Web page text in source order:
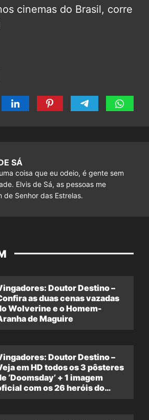
cinemas do Brasil, corre
SÁ
coisa que eu odeio, é gente sem
Elvis de Sá, as pessoas me
de Senhor das Estrelas.
Doutor Destino –
as duas cenas vazadas
Wolverine e o Homem-
de Maguire
Doutor Destino –
em HD todos os 3 pôsteres
‘Doomsday’ + 1 imagem
com os 26 heróis do